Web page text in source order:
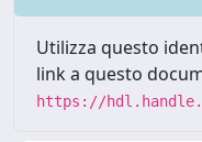
Utilizza questo
link a questo
https://